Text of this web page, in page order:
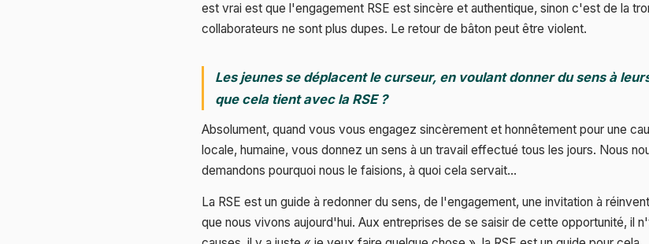
est vrai est que l'engagement RSE est sincère et authentique, sinon c'est de la
collaborateurs ne sont plus dupes. Le retour de bâton peut être violent.
Les jeunes se déplacent le curseur, en voulant donner du sens à
que cela tient avec la RSE ?
Absolument, quand vous vous engagez sincèrement et honnêtement pour une
locale, humaine, vous donnez un sens à un travail effectué tous les jours. Nous
demandons pourquoi nous le faisions, à quoi cela servait…
La RSE est un guide à redonner du sens, de l'engagement, une invitation à
que nous vivons aujourd'hui. Aux entreprises de se saisir de cette opportunité, il